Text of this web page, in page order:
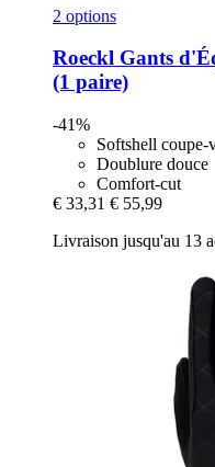
2 options
Roeckl Gants
(1 paire)
-41%
Softshell coupe-
Doublure douce
Comfort-cut
€ 33,31 € 55,99
Livraison jusqu'au 13